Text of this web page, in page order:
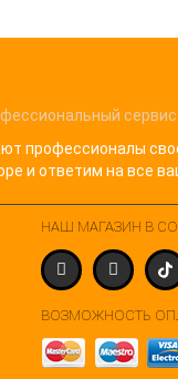
сервис
профессионалы
и ответим на все
НАШ МАГАЗИН В
ВОЗМОЖНОСТЬ